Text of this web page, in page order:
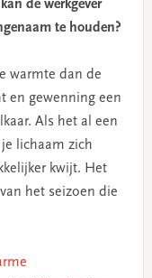
de werkgever
te houden?
warmte dan de
en gewenning een
Als het al een
lichaam zich
kwijt. Het
het seizoen die